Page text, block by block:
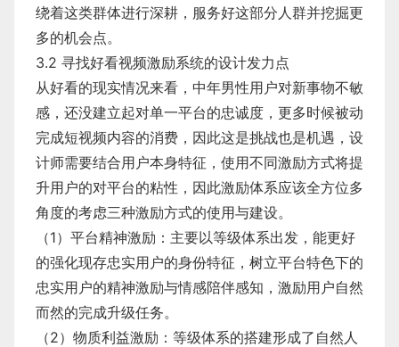
绕着这类群体进行深耕，服务好这部分人群并挖掘更
多的机会点。
​3.2 寻找好看视频激励系统的设计发力点
从好看的现实情况来看，中年男性用户对新事物不敏
感，还没建立起对单一平台的忠诚度，更多时候被动
完成短视频内容的消费，因此这是挑战也是机遇，设
计师需要结合用户本身特征，使用不同激励方式将提
升用户的对平台的粘性，因此激励体系应该全方位多
角度的考虑三种激励方式的使用与建设。
​（1）平台精神激励：主要以等级体系出发，能更好
的强化现存忠实用户的身份特征，树立平台特色下的
忠实用户的精神激励与情感陪伴感知，激励用户自然
而然的完成升级任务。
​（2）物质利益激励：等级体系的搭建形成了自然人